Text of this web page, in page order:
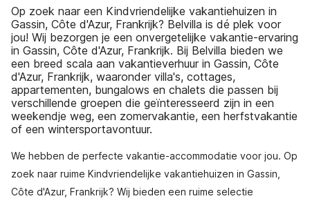
Op zoek naar een Kindvriendelijke vakantiehuizen in
Gassin, Côte d'Azur, Frankrijk? Belvilla is dé plek voor
jou! Wij bezorgen je een onvergetelijke vakantie-ervaring
in Gassin, Côte d'Azur, Frankrijk. Bij Belvilla bieden we
een breed scala aan vakantieverhuur in Gassin, Côte
d'Azur, Frankrijk, waaronder villa's, cottages,
appartementen, bungalows en chalets die passen bij
verschillende groepen die geïnteresseerd zijn in een
weekendje weg, een zomervakantie, een herfstvakantie
of een wintersportavontuur.
We hebben de perfecte vakantie-accommodatie voor jou. Op
zoek naar ruime Kindvriendelijke vakantiehuizen in Gassin,
Côte d'Azur, Frankrijk? Wij bieden een ruime selectie